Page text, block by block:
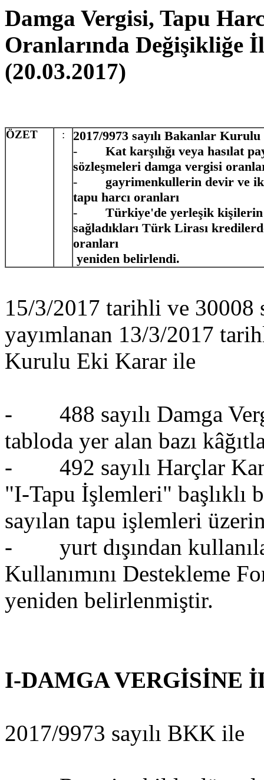
Damga Vergisi, Tapu
Oranlarında Değişikliğe
(20.03.2017)
ÖZET :
2017/9973 sayılı Bakanlar
- Kat karşılığı veya hasılat
sözleşmeleri damga vergisi
- gayrimenkullerin devir ve
tapu harcı oranları
- Türkiye'de yerleşik kişilerin
sağladıkları Türk Lirası
oranları
yeniden belirlendi.
15/3/2017 tarihli ve 30008
yayımlanan 13/3/2017
Kurulu Eki Karar ile
- 488 sayılı Damga
tabloda yer alan bazı
- 492 sayılı Harçlar
"I-Tapu İşlemleri" başlıklı
sayılan tapu işlemleri
- yurt dışından
Kullanımını Destekleme
yeniden belirlenmiştir.
I-DAMGA VERGİSİNE
2017/9973 sayılı BKK ile